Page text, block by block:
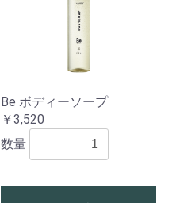
Be ボディーソープ
￥3,520
数量